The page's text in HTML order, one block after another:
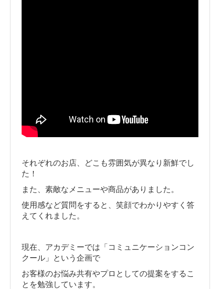
それぞれのお店、どこも雰囲気が異なり新鮮でし
た！
また、素敵なメニューや商品がありました。
使用感など質問をすると、笑顔でわかりやすく答
えてくれました。
現在、アカデミーでは「コミュニケーションコン
クール」という企画で
お客様のお悩み共有やプロとしての提案をするこ
とを勉強しています。